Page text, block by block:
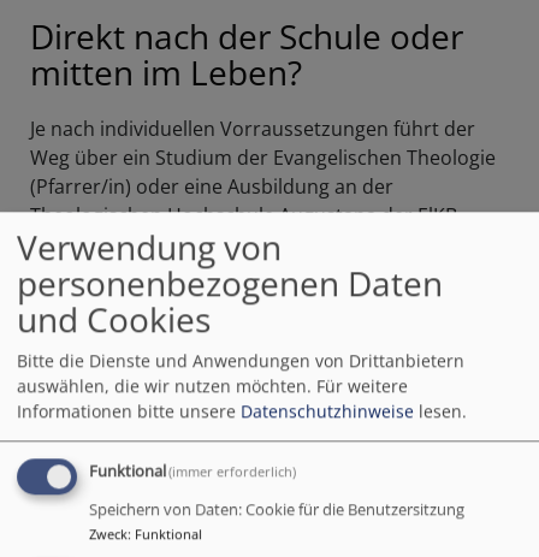
Direkt nach der Schule oder
mitten im Leben?
Je nach individuellen Vorraussetzungen führt der
Weg über ein Studium der Evangelischen Theologie
(Pfarrer/in) oder eine Ausbildung an der
Theologischen Hochschule Augustana der ElKB
(Pfarrverwalter/in).
Pfarrer/in
Verwendung von
personenbezogenen Daten
und Cookies
Bitte die Dienste und Anwendungen von Drittanbietern
auswählen, die wir nutzen möchten. Für weitere
Informationen bitte unsere Datenschutzhinweise lesen.
Funktional(immer erforderlich)
Speichern von Daten: Cookie für die Benutzersitzung
Zweck: Funktional